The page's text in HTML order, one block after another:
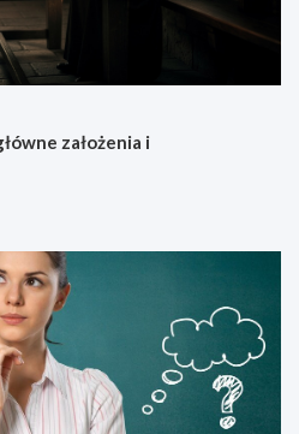
założenia i